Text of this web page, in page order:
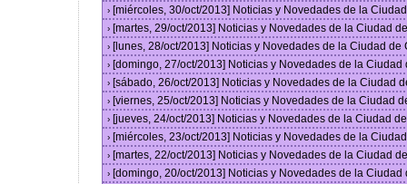
› [miércoles, 30/oct/2013] Noticias y Novedades de la
› [martes, 29/oct/2013] Noticias y Novedades de la Ciudad
› [lunes, 28/oct/2013] Noticias y Novedades de la Ciudad de
› [domingo, 27/oct/2013] Noticias y Novedades de la
› [sábado, 26/oct/2013] Noticias y Novedades de la Ciudad
› [viernes, 25/oct/2013] Noticias y Novedades de la Ciudad
› [jueves, 24/oct/2013] Noticias y Novedades de la Ciudad
› [miércoles, 23/oct/2013] Noticias y Novedades de la
› [martes, 22/oct/2013] Noticias y Novedades de la Ciudad
› [domingo, 20/oct/2013] Noticias y Novedades de la